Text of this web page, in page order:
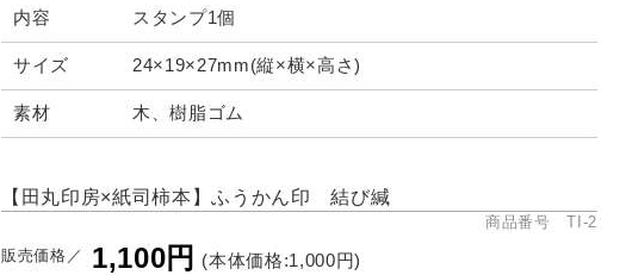
内容 スタンプ1個
サイズ 24×19×27mm(縦×横×高さ)
素材 木、樹脂ゴム
【田丸印房×紙司柿本】ふうかん印 結び緘
商品番号 TI-2
販売価格／
1,100円 (本体価格:1,000円)